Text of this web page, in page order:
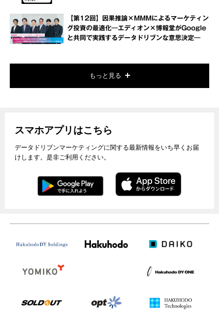
【第12回】因果推論×MMMによるマーケティン
グ投資の最適化―エディオン×博報堂がGoogle
と共同で実践するデータドリブンな意思決定―
もっと見る
スマホアプリはこちら
データドリブンマーケティングに関する最新情報をいち早くお届
けします。是非ご利用ください。